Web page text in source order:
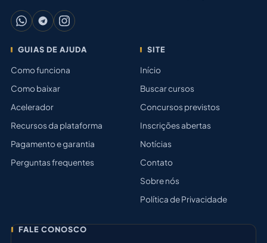
GUIAS DE AJUDA
Como funciona
Como baixar
Acelerador
Recursos da plataforma
Pagamento e garantia
Perguntas frequentes
SITE
Início
Buscar cursos
Concursos previstos
Inscrições abertas
Notícias
Contato
Sobre nós
Política de Privacidade
FALE CONOSCO